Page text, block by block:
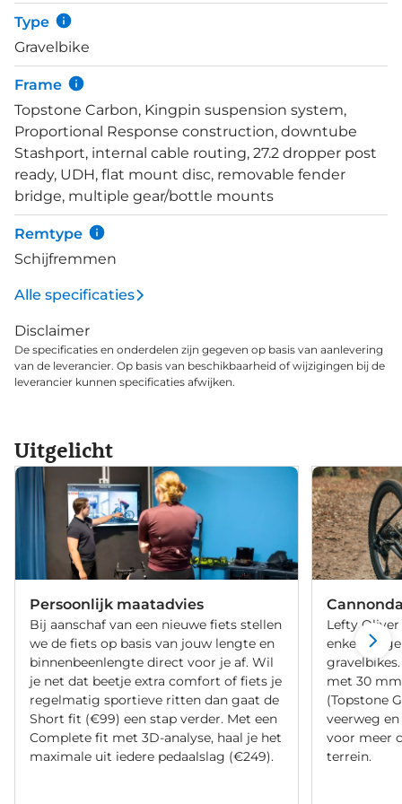
ruiger terrein. Achteraan is ruimte voor 52 mm
banden en de vork biedt 47 mm ruimte. Ultralange
ritten en bikepackingtrips zullen beter dan ooit
worden, met bevestigingspunten voor
bidonhouders, tassen en/of spatborden te over.
Daarnaast is er in de onderbuis een StashPort
aangebracht achter de bidonhouder. Daarin is
ruimte voor belangrijke spullen, die je in de speciaal
ontworpen en meegeleverde StashBag kunt
opbergen. Deze Topstone Carbon 1 Lefty AXS heeft
een elektronische SRAM GX AXS T-Type groepset
met 1x12 versnellingen. De combi&nbsp;Reserve 40
I 44 GR carbon velgen en WTB Riddler TCS Light
44c banden is tubeless ready en biedt allround
Type
Gravelbike
Frame
Topstone Carbon, Kingpin suspension system,
Proportional Response construction, downtube
Stashport, internal cable routing, 27.2 dropper post
ready, UDH, flat mount disc, removable fender
bridge, multiple gear/bottle mounts
Remtype
Schijfremmen
Alle specificaties
Disclaimer
De specificaties en onderdelen zijn gegeven op basis van aanlevering
van de leverancier. Op basis van beschikbaarheid of wijzigingen bij de
leverancier kunnen specificaties afwijken.
Uitgelicht
Persoonlijk maatadvies
Bij aanschaf van een nieuwe fiets stellen
we de fiets op basis van jouw lengte en
binnenbeenlengte direct voor je af. Wil
je net dat beetje extra comfort of fiets je
regelmatig sportieve ritten dan gaat de
Short fit (€99) een stap verder. Met een
Complete fit met 3D-analyse, haal je het
maximale uit iedere pedaalslag (€249).
Lefty
met 30
(Topstone
veerweg
voor meer
terrein.